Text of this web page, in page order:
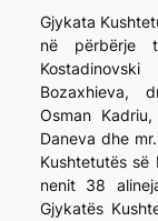
Gjykata
në përbërje
Bozaxhieva,
Osman
Daneva dhe
Kushtetutës së
nenit 38
Gjykatës